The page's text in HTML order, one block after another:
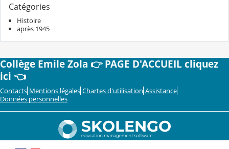
Catégories
Histoire
après 1945
Collège Emile Zola 👉 PAGE D'ACCUEIL cliquez
ici 👈
Contacts Mentions légales Chartes d'utilisation Assistance
Données personnelles